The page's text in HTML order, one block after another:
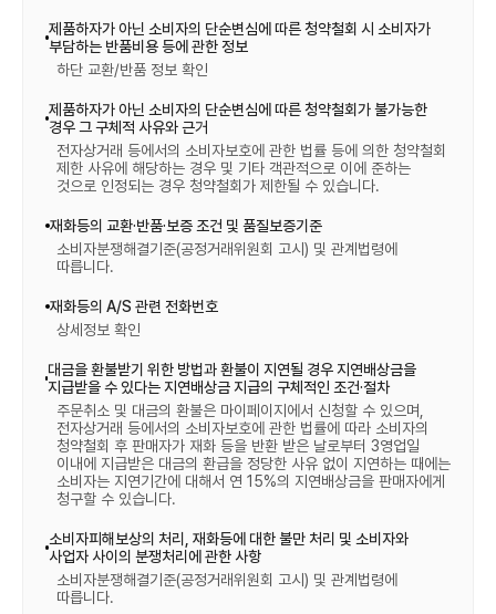
제품하자가 아닌 소비자의 단순변심에 따른 청약철회 시 소비자가
부담하는 반품비용 등에 관한 정보
하단 교환/반품 정보 확인
제품하자가 아닌 소비자의 단순변심에 따른 청약철회가 불가능한
경우 그 구체적 사유와 근거
전자상거래 등에서의 소비자보호에 관한 법률 등에 의한 청약철회
제한 사유에 해당하는 경우 및 기타 객관적으로 이에 준하는
것으로 인정되는 경우 청약철회가 제한될 수 있습니다.
재화등의 교환·반품·보증 조건 및 품질보증기준
소비자분쟁해결기준(공정거래위원회 고시) 및 관계법령에
따릅니다.
재화등의 A/S 관련 전화번호
상세정보 확인
대금을 환불받기 위한 방법과 환불이 지연될 경우 지연배상금을
지급받을 수 있다는 지연배상금 지급의 구체적인 조건·절차
주문취소 및 대금의 환불은 마이페이지에서 신청할 수 있으며,
전자상거래 등에서의 소비자보호에 관한 법률에 따라 소비자의
청약철회 후 판매자가 재화 등을 반환 받은 날로부터 3영업일
이내에 지급받은 대금의 환급을 정당한 사유 없이 지연하는 때에는
소비자는 지연기간에 대해서 연 15%의 지연배상금을 판매자에게
청구할 수 있습니다.
소비자피해보상의 처리, 재화등에 대한 불만 처리 및 소비자와
사업자 사이의 분쟁처리에 관한 사항
소비자분쟁해결기준(공정거래위원회 고시) 및 관계법령에
따릅니다.